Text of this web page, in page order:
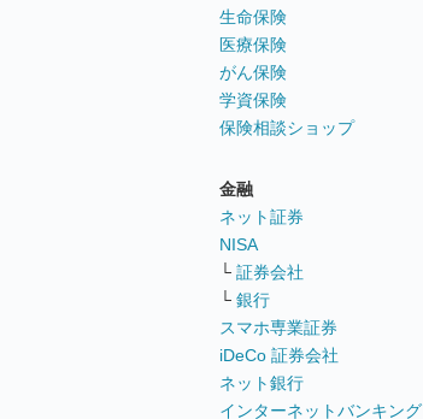
生命保険
医療保険
がん保険
学資保険
保険相談ショップ
金融
ネット証券
NISA
└ 証券会社
└ 銀行
スマホ専業証券
iDeCo 証券会社
ネット銀行
インターネットバンキング